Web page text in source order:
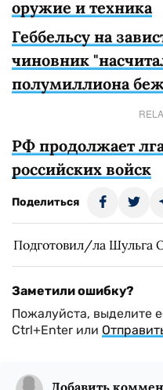
оружие и техника
Геббельсу на
чиновник
полумиллиона
РФ продолжает
российских войск
Поделиться
Подготовил/ла Шульга
Заметили ошибку?
Пожалуйста, выделите
Ctrl+Enter или
Добавить